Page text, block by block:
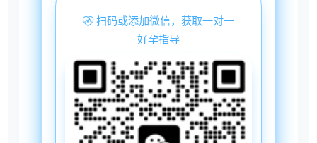
扫码或添加微信，获取一对一
好孕指导